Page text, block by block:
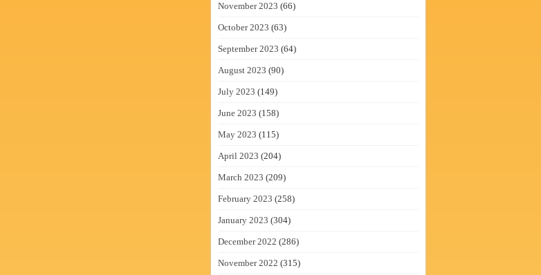
November 2023 (66)
October 2023 (63)
September 2023 (64)
August 2023 (90)
July 2023 (149)
June 2023 (158)
May 2023 (115)
April 2023 (204)
March 2023 (209)
February 2023 (258)
January 2023 (304)
December 2022 (286)
November 2022 (315)